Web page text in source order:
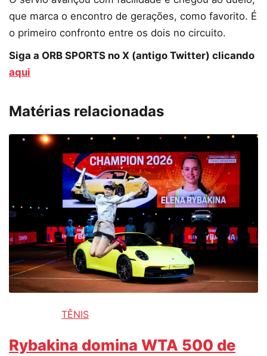
que marca o encontro de gerações, como favorito. É
o primeiro confronto entre os dois no circuito.
Siga a ORB SPORTS no X (antigo Twitter) clicando
aqui
Matérias relacionadas
TÊNIS
Rybakina domina WTA 500 de